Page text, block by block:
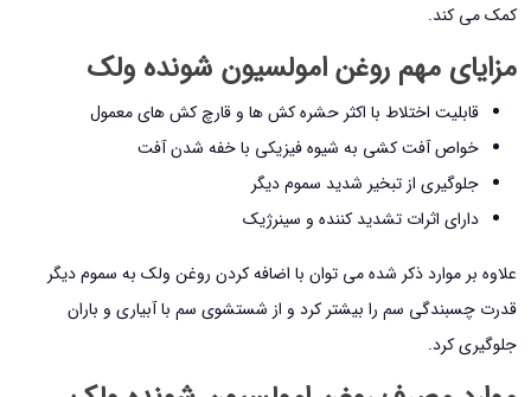
کمک می کند.
مزایای مهم روغن امولسیون شونده ولک
قابلیت اختلاط با اکثر حشره کش ها و قارچ کش های معمول
خواص آفت کشی به شیوه فیزیکی با خفه شدن آفت
جلوگیری از تبخیر شدید سموم دیگر
دارای اثرات تشدید کننده و سینرژیک
علاوه بر موارد ذکر شده می توان با اضافه کردن روغن ولک به سموم دیگر
قدرت چسبندگی سم را بیشتر کرد و از شستشوی سم با آبیاری و باران
جلوگیری کرد.